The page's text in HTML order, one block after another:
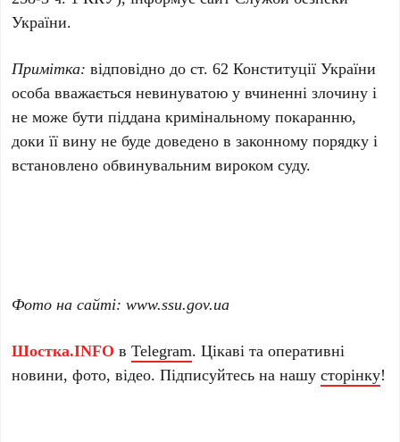
України.
Примітка: відповідно до ст. 62 Конституції України
особа вважається невинуватою у вчиненні злочину і
не може бути піддана кримінальному покаранню,
доки її вину не буде доведено в законному порядку і
встановлено обвинувальним вироком суду.
Фото на сайті: www.ssu.gov.ua
Шостка.INFO вTelegram. Цікаві та оперативні
новини, фото, відео. Підписуйтесь на нашусторінку!